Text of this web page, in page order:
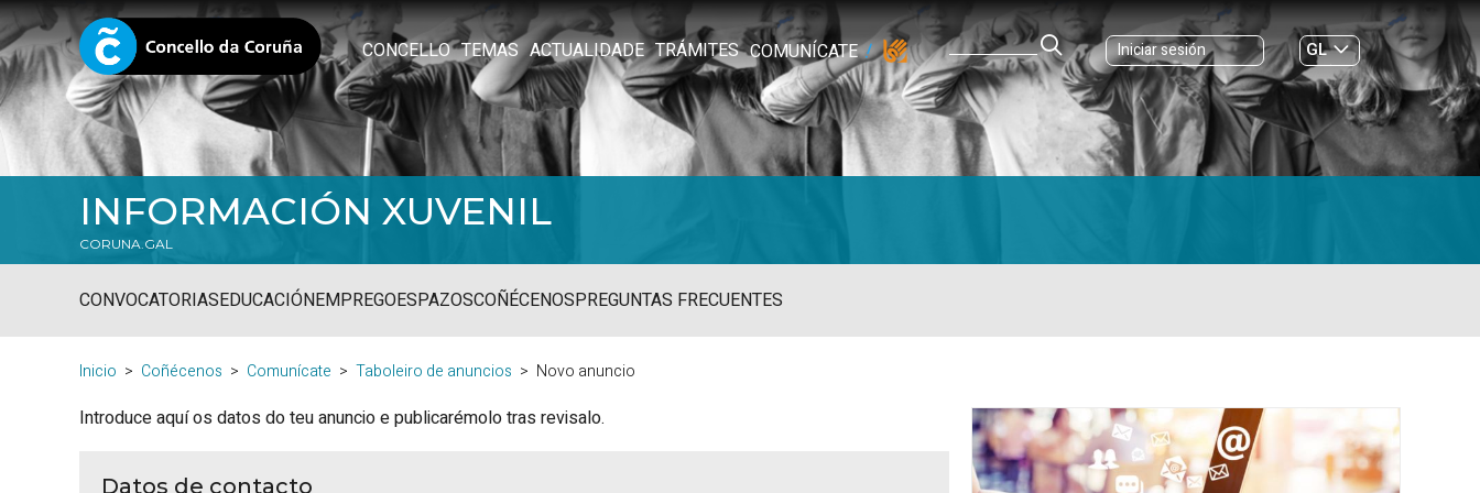
CONCELLO TEMAS ACTUALIDADE TRÁMITES COMUNÍCATE Iniciar sesión
GL
ES|
INFORMACIÓN XUVENIL
CORUNA.GAL
CONVOCATORIASEDUCACIÓNEMPREGOESPAZOSCOÑÉCENOSPREGUNTAS FRECUENTES
Inicio Coñécenos Comunícate Taboleiro de anuncios Novo anuncio
Introduce aquí os datos do teu anuncio e publicarémolo tras revisalo.
Datos de contacto